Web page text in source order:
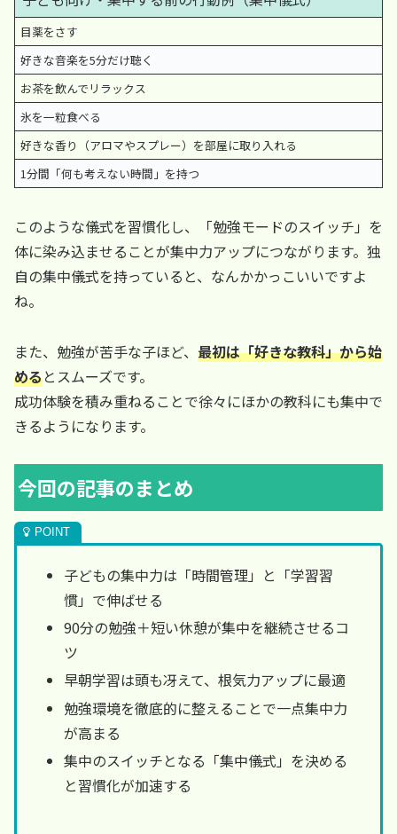
目薬をさす
好きな音楽を5分だけ聴く
お茶を飲んでリラックス
氷を一粒食べる
好きな香り（アロマやスプレー）を部屋に取り入れる
1分間「何も考えない時間」を持つ
このような儀式を習慣化し、「勉強モードのスイッチ」を
体に染み込ませることが集中力アップにつながります。独
自の集中儀式を持っていると、なんかかっこいいですよ
ね。
また、勉強が苦手な子ほど、 最初は「好きな教科」から始
めるとスムーズです。
成功体験を積み重ねることで徐々にほかの教科にも集中で
きるようになります。
今回の記事のまとめ
子どもの集中力は「時間管理」と「学習習
慣」で伸ばせる
90分の勉強＋短い休憩が集中を継続させるコ
ツ
早朝学習は頭も冴えて、根気力アップに最適
勉強環境を徹底的に整えることで一点集中力
が高まる
集中のスイッチとなる「集中儀式」を決める
と習慣化が加速する